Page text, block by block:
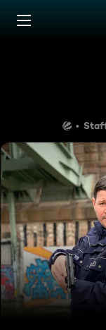
Zum Inhalt